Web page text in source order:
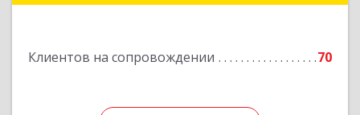
Клиентов на сопровождении 70